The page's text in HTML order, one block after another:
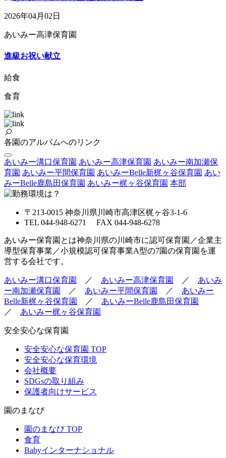
2026年04月02日
あいみー高津保育園
進級お祝い献立
給食
食育
各園のアルバムへのリンク
あいみー溝口保育園 あいみー高津保育園 あいみー南加瀬保
育園 あいみー平間保育園 あいみーBelle新梶ヶ谷保育園 あい
みーBelle鹿島田保育園 あいみー梶ヶ谷保育園 本部
〒213-0015 神奈川県川崎市高津区梶ヶ谷3-1-6
TEL 044-948-6271 FAX 044-948-6278
あいみー保育園とは神奈川県の川崎市に認可保育園／企業主
導型保育事業／小規模認可保育事業A型の7園の保育園を運
営する会社です。
あいみー溝口保育園 ／ あいみー高津保育園 ／ あいみ
ー南加瀬保育園
／ あいみー平間保育園 ／ あいみー
Belle新梶ヶ谷保育園
／ あいみーBelle鹿島田保育園
／ あいみー梶ヶ谷保育園
安全安心な保育園
安全安心な保育園 TOP
安全安心な保育環境
会社概要
SDGsの取り組み
保護者向けサービス
園のまなび
園のまなび TOP
食育
Babyインターナショナル